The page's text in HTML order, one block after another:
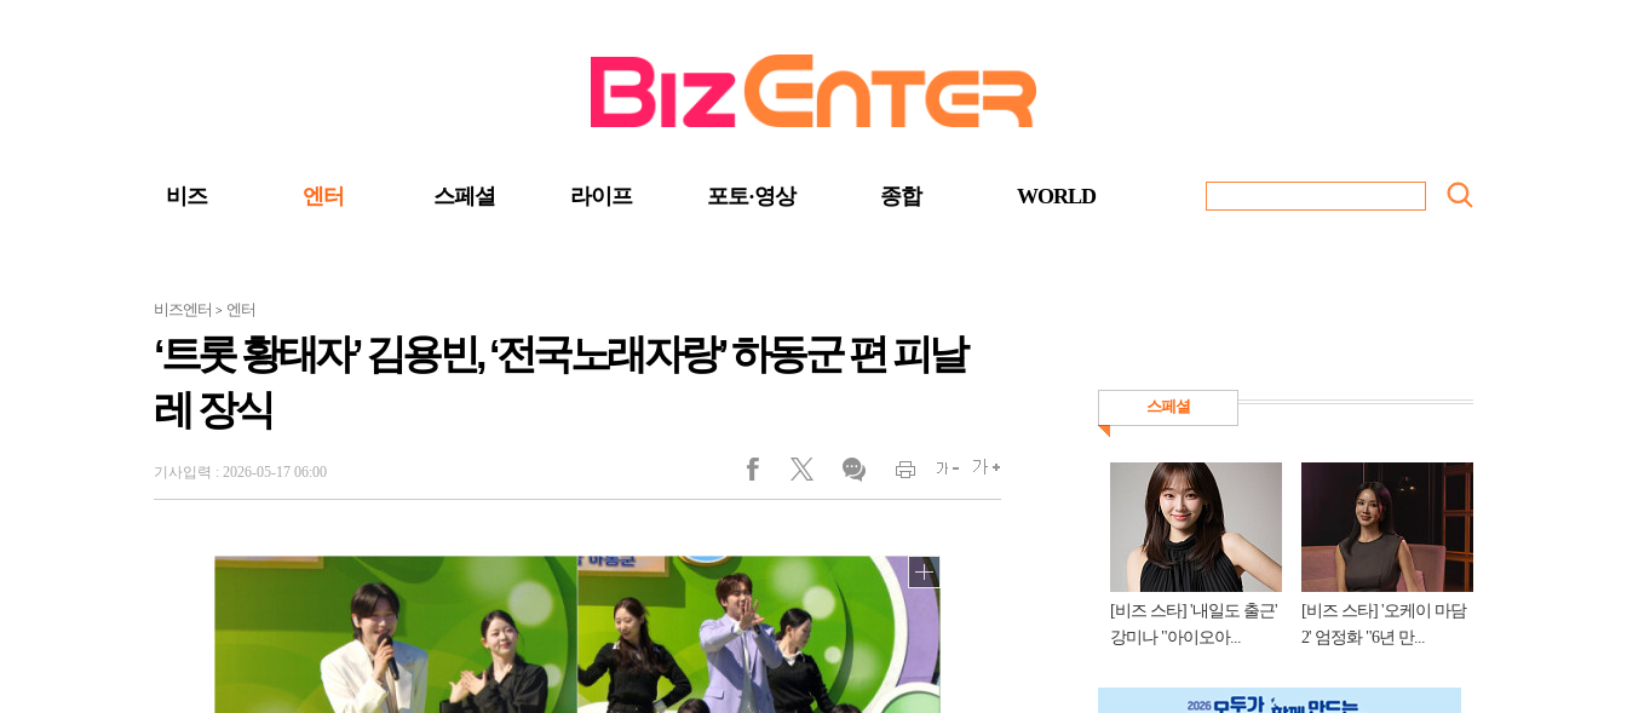
비즈 엔터 스페셜 라이프 포토·영상 종합 WORLD
비즈엔터 > 엔터
‘트롯 황태자’ 김용빈, ‘전국노래자랑’ 하동군 편 피날
레 장식
기사입력 : 2026-05-17 06:00
스페셜
[비즈 스타] '내일도 출근'
강미나 "아이오아...
[비즈 스타] '오케이 마담
2' 엄정화 "6년 만...